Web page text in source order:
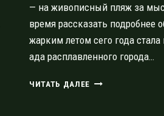
— на живописный пляж за
время рассказать подробнее
жарким летом сего года
ада расплавленного города…
ЧИТАТЬ ДАЛЕЕ КОБОНА,